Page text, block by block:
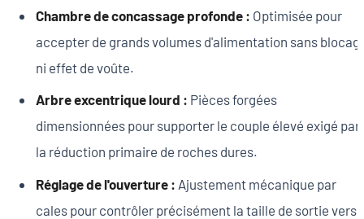
Chambre de concassage profonde : Optimisée pour
accepter de grands volumes d'alimentation sans
ni effet de voûte.
Arbre excentrique lourd : Pièces forgées
dimensionnées pour supporter le couple élevé exigé par
la réduction primaire de roches dures.
Réglage de l'ouverture : Ajustement mécanique par
cales pour contrôler précisément la taille de sortie vers